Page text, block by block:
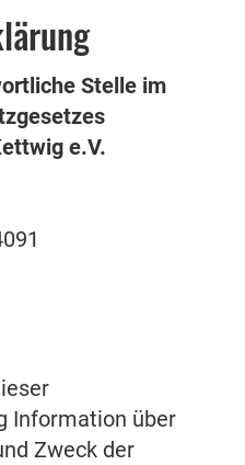
Stelle im
e.V.
Information über
Zweck der